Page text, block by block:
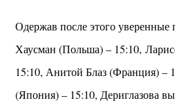
Одержав после этого
Хаусман (Польша) – 15:10,
15:10, Анитой Блаз (Франция) –
(Япония) – 15:10, Дериглазова